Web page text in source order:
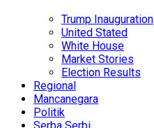
Trump Inauguration
United Stated
White House
Market Stories
Election Results
Regional
Mancanegara
Politik